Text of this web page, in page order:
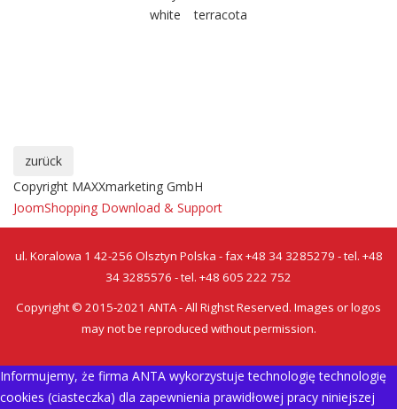
Copyright MAXXmarketing GmbH
JoomShopping Download & Support
ul. Koralowa 1 42-256 Olsztyn Polska - fax +48 34 3285279 - tel. +48
34 3285576 - tel. +48 605 222 752
Copyright © 2015-2021 ANTA - All Righst Reserved. Images or logos
may not be reproduced without permission.
Informujemy, że firma ANTA wykorzystuje technologię technologię
cookies (ciasteczka) dla zapewnienia prawidłowej pracy niniejszej